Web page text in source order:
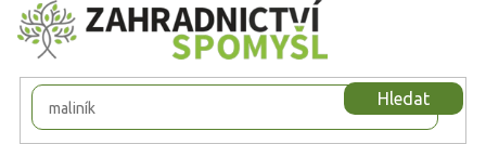
Přejít
na
obsah
Hledat